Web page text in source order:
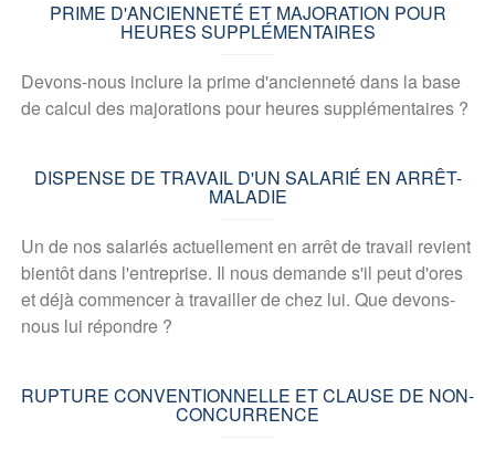
PRIME D'ANCIENNETÉ ET MAJORATION POUR
HEURES SUPPLÉMENTAIRES
Devons-nous inclure la prime d'ancienneté dans la base
de calcul des majorations pour heures supplémentaires ?
DISPENSE DE TRAVAIL D'UN SALARIÉ EN ARRÊT-
MALADIE
Un de nos salariés actuellement en arrêt de travail revient
bientôt dans l'entreprise. Il nous demande s'il peut d'ores
et déjà commencer à travailler de chez lui. Que devons-
nous lui répondre ?
RUPTURE CONVENTIONNELLE ET CLAUSE DE NON-
CONCURRENCE